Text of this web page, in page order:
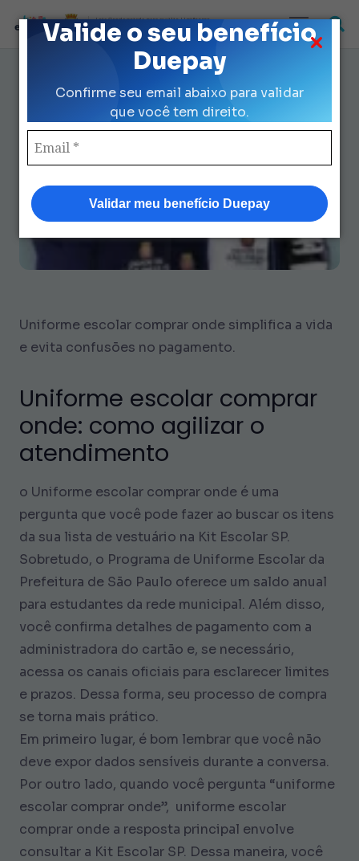
Valide o seu benefício
Duepay
Confirme seu email abaixo para validar
que você tem direito.
Validar meu benefício Duepay
Loja Credenciada para auxilio Uniforme
e Kit Escolar da Prefeitura de São Paulo
Uniforme Escolar Comprar
Onde: 7 Frases para Atender
Rápido
Uniforme escolar comprar onde simplifica a vida
e evita confusões no pagamento.
Uniforme escolar comprar
onde: como agilizar o
atendimento
o Uniforme escolar comprar onde é uma
pergunta que você pode fazer ao buscar os itens
da sua lista de vestuário na Kit Escolar SP.
Sobretudo, o Programa de Uniforme Escolar da
Prefeitura de São Paulo oferece um saldo anual
para estudantes da rede municipal. Além disso,
você confirma detalhes de pagamento com a
administradora do cartão e, se necessário,
acessa os canais oficiais para esclarecer limites
e prazos. Dessa forma, seu processo de compra
se torna mais prático.
Em primeiro lugar, é bom lembrar que você não
deve expor dados sensíveis durante a conversa.
Por outro lado, quando você pergunta “uniforme
escolar comprar onde”, uniforme escolar
comprar onde a resposta principal envolve
consultar a Kit Escolar SP. Dessa maneira, você